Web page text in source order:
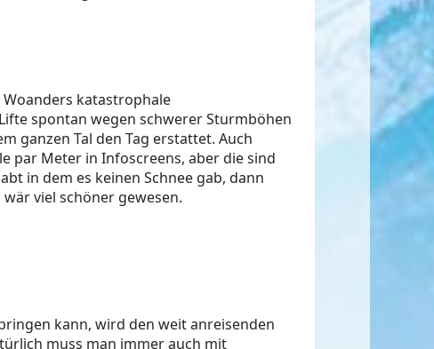
Woanders katastrophale
spontan wegen schwerer Sturmböhen
ganzen Tal den Tag erstattet. Auch
par Meter in Infoscreens, aber die sind
in dem es keinen Schnee gab, dann
viel schöner gewesen.
kann, wird den weit anreisenden
muss man immer auch mit